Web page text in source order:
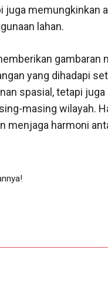
juga memungkinkan
lahan.
gambaran
yang dihadapi
spasial, tetapi
masing wilayah.
menjaga harmoni